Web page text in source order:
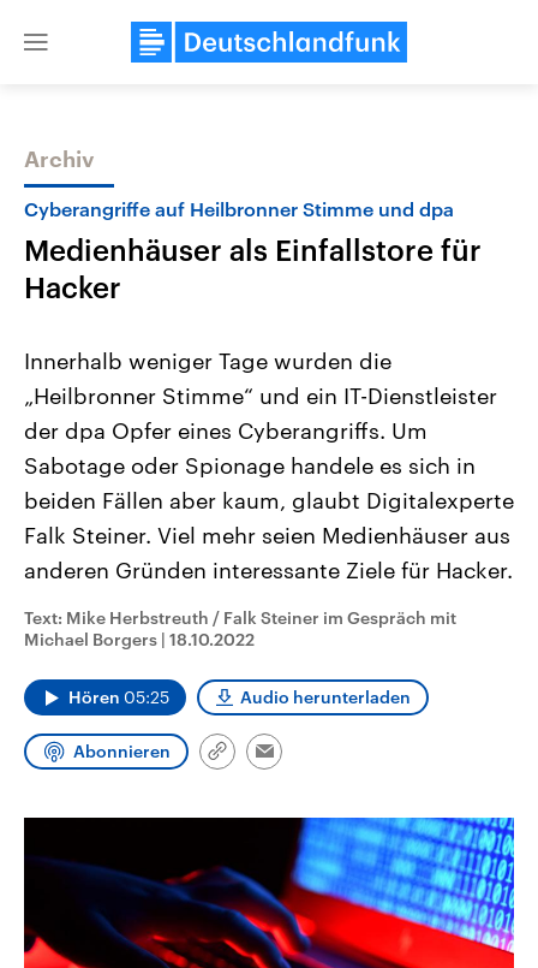
Close
Themen
Landtagswahl Sachsen-Anhalt
2026
Alle Informationen
Sachsen-Anhalt wählt am 6.
September 2026 einen neuen
Landtag. Seit 2021 wird das
Bundesland von einer Koalition aus
Umfragen, Prognosen,
und Hintergründe zu den Parteien
und Kandidaten der anstehenden
Wahl.
USA
Aktuelle Beiträge,
Hintergründe
Wirtschaftlich und
gehören die Vereinigten
den mächtigsten Ländern
mit großem Einfluss auf
Sendungen Programm Podcasts
Archiv
Cyberangriffe auf Heilbronner Stimme und dpa
Medienhäuser als Einfallstore für
Hacker
Innerhalb weniger Tage wurden die
„Heilbronner Stimme“ und ein IT-Dienstleister
der dpa Opfer eines Cyberangriffs. Um
Sabotage oder Spionage handele es sich in
beiden Fällen aber kaum, glaubt Digitalexperte
Falk Steiner. Viel mehr seien Medienhäuser aus
anderen Gründen interessante Ziele für Hacker.
Text: Mike Herbstreuth / Falk Steiner im Gespräch mit
Michael Borgers | 18.10.2022
Hören 05:25 Audio herunterladen
Abonnieren
Link
Email